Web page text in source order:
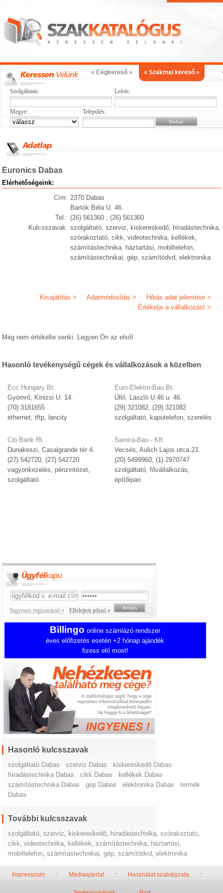
« Cégkereső » « Szakmai kereső »
Szolgáltatás: Leírás:
Megye: Település:
Euronics Dabas
Elérhetőségeink:
Cím: 2370 Dabas
Bartók Béla U. 46.
Tel.: (26) 561360 , (26) 561360
Kulcsszavak: szolgáltató, szerviz, kiskereskedő, híradástechnika,
szórakoztató, cikk, videotechnika, kellékek,
számítástechnika, háztartási, mobiltelefon,
számítástechnikai, gép, számítódvd, elektronika
Hibás adat jelentése >
Adatmódosítás >
Kisajátítás >
Értékelje a vállalkozást >
Még nem értékelte senki. Legyen Ön az első!
Hasonló tevékenységű cégek és vállalkozások a közelben
Ecc Hungary Bt.
Gyömrő, Kinizsi U. 14.
(70) 3181655
ethernet, tftp, lancity
Cib Bank Rt.
Dunakeszi, Casalgrande tér 4.
(27) 542720, (27) 542720
vagyonkezelés, pénzintézet,
szolgáltató
Euro-Elektro-Bau Bt.
Üllő, László U.46 u. 46.
(29) 321082, (29) 321082
szolgáltató, kaputelefon, szerelés
Samira-Bau - Kft.
Vecsés, Aulich Lajos utca 23.
(20) 5499960, (1) 2970747
szolgáltató, fővállalkozás,
építőipari
Ingyenes regisztráció » Elfelejtett jelszó »
Billingo online számlázó rendszer
éves előfizetés esetén +2 hónap ajándék
fizess elő most!
Hasonló kulcsszavak
szolgáltató Dabas szerviz Dabas
kiskereskedő Dabas
híradástechnika Dabas
cikk Dabas
kellékek Dabas
számítástechnika Dabas
gép Dabas elektronika Dabas
termék
Dabas
További kulcsszavak
szolgáltató ,szerviz kiskereskedő híradástechnika ,szórakoztató
cikk ,videotechnika kellékek ,számítástechnika háztartási
mobiltelefon ,számítástechnikai ,gép ,számítódvd ,elektronika
Impresszum::Médiaajánlat::Használat szabályzata::